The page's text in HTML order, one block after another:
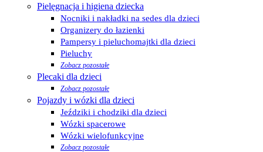
Pielęgnacja i higiena dziecka
Nocniki i nakładki na sedes dla dzieci
Organizery do łazienki
Pampersy i pieluchomajtki dla dzieci
Pieluchy
Zobacz pozostałe
Plecaki dla dzieci
Zobacz pozostałe
Pojazdy i wózki dla dzieci
Jeździki i chodziki dla dzieci
Wózki spacerowe
Wózki wielofunkcyjne
Zobacz pozostałe